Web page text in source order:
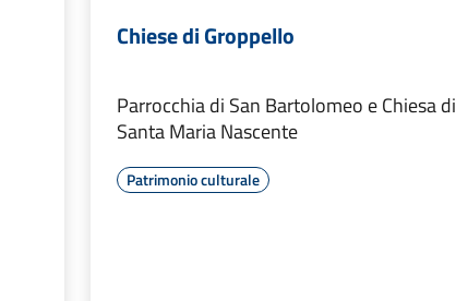
Chiese di Groppello
Parrocchia di San Bartolomeo e Chiesa di
Santa Maria Nascente
Patrimonio culturale